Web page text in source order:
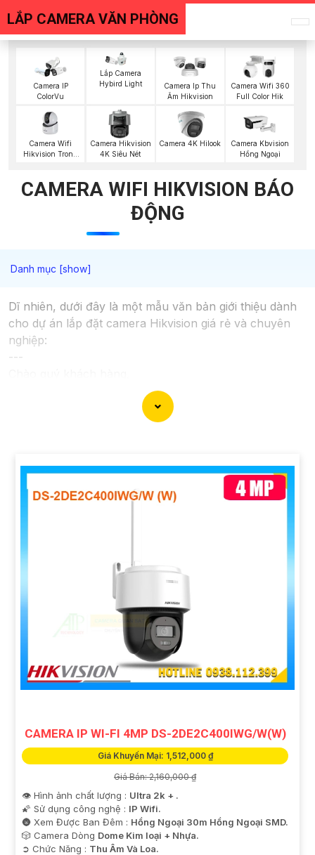
LẮP CAMERA VĂN PHÒNG
Camera IP
ColorVu
Lắp Camera
Hybird Light
Camera Ip Thu
Âm Hikvision
Camera Wifi 360
Full Color Hik
Camera Wifi
Hikvision Trong
Camera Hikvision
4K Siêu Nét
Camera 4K Hilook
Camera Kbvision
Hồng Ngoại
CAMERA WIFI HIKVISION BÁO
ĐỘNG
Dĩ nhiên, dưới đây là một mẫu văn bản giới thiệu dành
cho dự án lắp đặt camera Hikvision giá rẻ và chuyên
nghiệp:
---
Chúng tôi xin trân trọng giới thiệu đến quý vị dịch vụ
lắp đặt camera Hikvision giá rẻ và chuyên nghiệp cho
mang đến cho quý vị những giải pháp an ninh hiệu
quả, đáng tin cậy và tiết kiệm chi phí.
camera Hikvision không chỉ
chất lượng hình
ảnh sắc nét mà còn đem đến sự tin cậy và an toàn cho
Nếu quý vị quan tâm đến việc lắp đặt camera Hikvision
giá rẻ và chuyên nghiệp cho dự án của mình, chúng tôi
luôn sẵn lòng hỗ trợ và tư vấn cho quý vị.
CAMERA IP WI-FI 4MP DS-2DE2C400IWG/W(W)
Giá Khuyến Mại: 1,512,000 ₫
Giá Bán: 2,160,000 ₫
👁 Hình ảnh chất lượng : Ultra 2k + .
🌠 Sử dụng công nghệ : IP Wifi.
🌚 Xem Được Ban Đêm : Hồng Ngoại 30m Hồng Ngoại SMD.
🎲 Camera Dòng Dome Kim loại + Nhựa.
️➲ Chức Năng : Thu Âm Và Loa.